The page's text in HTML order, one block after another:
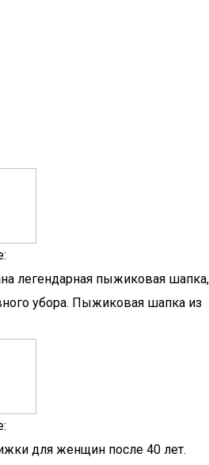
легендарная пыжиковая шапка,
убора. Пыжиковая шапка из
для женщин после 40 лет.